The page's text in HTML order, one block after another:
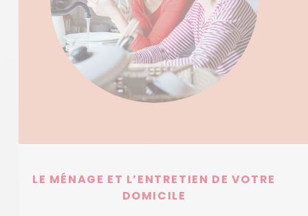
LE MÉNAGE ET L’ENTRETIEN DE VOTRE
DOMICILE